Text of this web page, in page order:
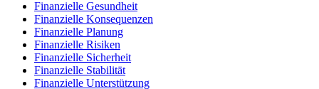
Finanzielle Gesundheit
Finanzielle Konsequenzen
Finanzielle Planung
Finanzielle Risiken
Finanzielle Sicherheit
Finanzielle Stabilität
Finanzielle Unterstützung